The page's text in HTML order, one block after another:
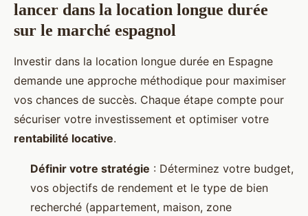
lancer dans la location longue durée
sur le marché espagnol
Investir dans la location longue durée en Espagne
demande une approche méthodique pour maximiser
vos chances de succès. Chaque étape compte pour
sécuriser votre investissement et optimiser votre
rentabilité locative.
Définir votre stratégie : Déterminez votre budget,
vos objectifs de rendement et le type de bien
recherché (appartement, maison, zone